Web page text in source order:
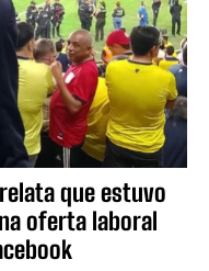
que estuvo
oferta laboral